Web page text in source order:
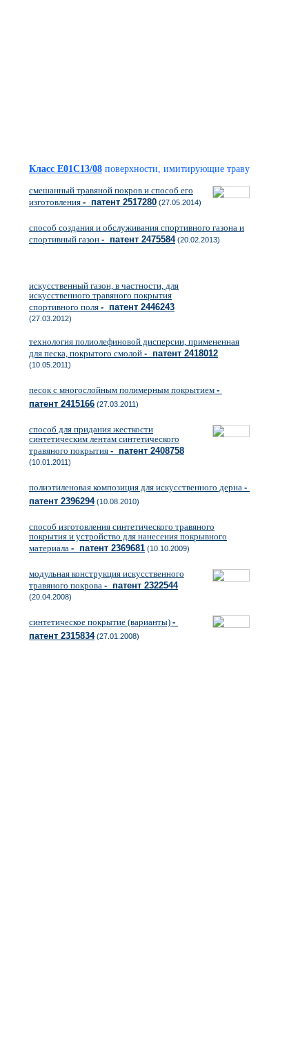
Класс E01C13/08 поверхности, имитирующие траву
смешанный травяной покров и способ его
изготовления - патент 2517280 (27.05.2014)
способ создания и обслуживания спортивного газона и
спортивный газон - патент 2475584(20.02.2013)
искусственный газон, в частности, для
искусственного травяного покрытия
спортивного поля - патент 2446243
(27.03.2012)
технология полиолефиновой дисперсии, примененная
для песка, покрытого смолой - патент 2418012
(10.05.2011)
песок с многослойным полимерным покрытием -
патент 2415166 (27.03.2011)
способ для придания жесткости
синтетическим лентам синтетического
травяного покрытия - патент 2408758
(10.01.2011)
полиэтиленовая композиция для искусственного дерна -
патент 2396294(10.08.2010)
способ изготовления синтетического травяного
покрытия и устройство для нанесения покрывного
материала - патент 2369681 (10.10.2009)
модульная конструкция искусственного
травяного покрова - патент 2322544
(20.04.2008)
синтетическое покрытие (варианты) -
патент 2315834(27.01.2008)